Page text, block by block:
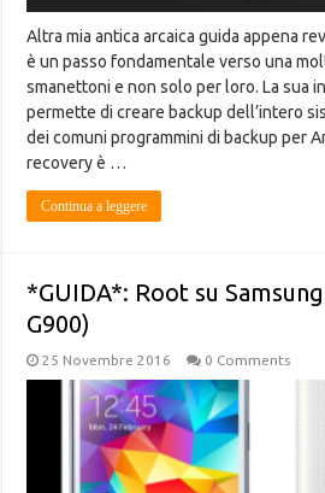
Altra mia antica arcaica guida appena
è un passo fondamentale verso una
smanettoni e non solo per loro. La sua
permette di creare backup dell’intero
dei comuni programmini di backup per
recovery è …
Continua a leggere
*GUIDA*: Root su
G900)
25 Novembre 2016 0 Comments